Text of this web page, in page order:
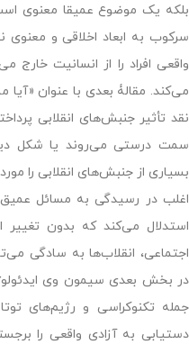
بلکه یک موضوع عمیقا معنوی
سرکوب به ابعاد اخلاقی و
واقعی افراد را از انسانیت
می‌کند. مقالۀ بعدی با عنوان «آیا
نقد تأثیر جنبش‌های انقلابی
سمت درستی می‌روند یا شکل
بسیاری از جنبش‌های انقلابی را
اغلب در رسیدگی به مسائل
استدلال می‌کند که بدون
اجتماعی، انقلاب‌ها به سادگی
در بخش بعدی سیمون وی
جمله تکنوکراسی و رژیم‌های
دستیابی به آزادی واقعی را